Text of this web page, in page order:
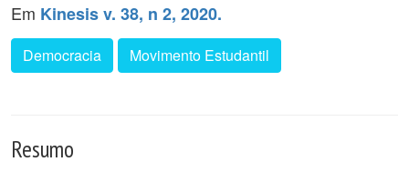
Em Kinesis v. 38, n 2, 2020.
Democracia Movimento Estudantil
Resumo